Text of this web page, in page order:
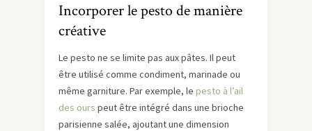
Incorporer le pesto de manière
créative
Le pesto ne se limite pas aux pâtes. Il peut
être utilisé comme condiment, marinade ou
même garniture. Par exemple, le pesto à l’ail
des ours peut être intégré dans une brioche
parisienne salée, ajoutant une dimension